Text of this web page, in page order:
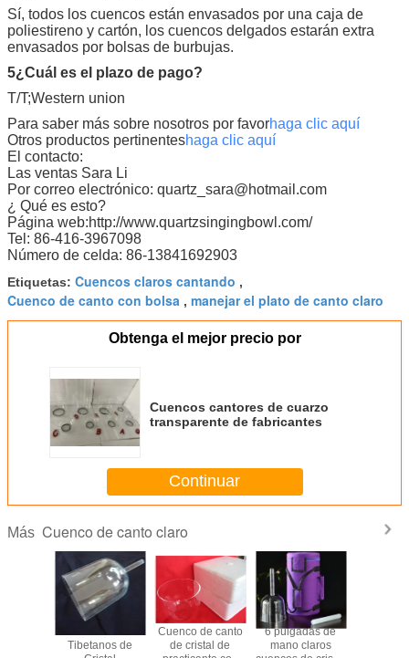
Sí, todos los cuencos están envasados por una caja de
poliestireno y cartón, los cuencos delgados estarán extra
envasados por bolsas de burbujas.
5¿Cuál es el plazo de pago?
T/T;Western union
Para saber más sobre nosotros por favorhaga clic aquí
Otros productos pertinenteshaga clic aquí
El contacto:
Las ventas Sara Li
Por correo electrónico: quartz_sara@hotmail.com
¿ Qué es esto?
Página web:http://www.quartzsingingbowl.com/
Tel: 86-416-3967098
Número de celda: 86-13841692903
Etiquetas: Cuencos claros cantando ,
Cuenco de canto con bolsa , manejar el plato de canto claro
Obtenga el mejor precio por
Cuencos cantores de cuarzo
transparente de fabricantes
Continuar
Más Cuenco de canto claro
Tibetanos de
Cuenco de canto
de cristal de
6 pulgadas de
mano claros